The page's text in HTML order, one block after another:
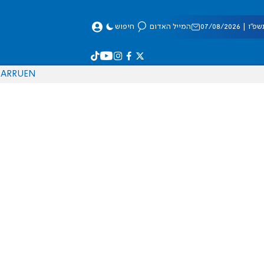
08/2026 המייל האדום חיפוש
EN
RU
AR